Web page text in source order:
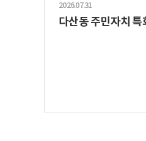
2026.07.31